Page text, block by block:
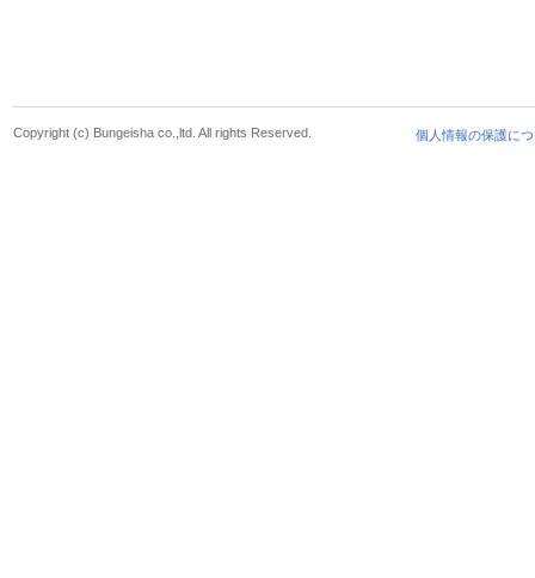
個人情報の保護に
Copyright (c) Bungeisha co.,ltd. All rights Reserved.